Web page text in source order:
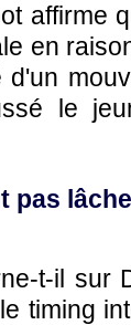
affirme
en
d'un
le
pas
t-il sur
timing